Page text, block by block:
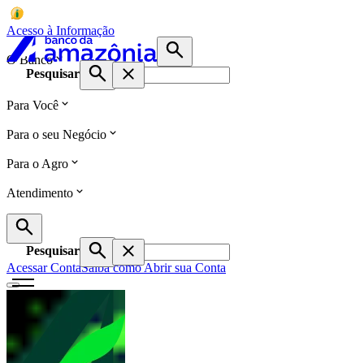
Acesso à Informação
O Banco
Pesquisar
Para Você
Para o seu Negócio
Para o Agro
Atendimento
Pesquisar
Acessar ContaSaiba como Abrir sua Conta